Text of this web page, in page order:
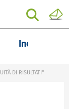
Inchieste
DI RISULTATI"